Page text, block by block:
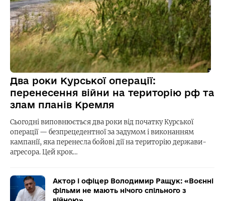
Два роки Курської операції:
перенесення війни на територію рф та
злам планів Кремля
Сьогодні виповнюється два роки від початку Курської
операції — безпрецедентної за задумом і виконанням
кампанії, яка перенесла бойові дії на територію держави-
агресора. Цей крок…
Актор і офіцер Володимир Ращук: «Воєнні
фільми не мають нічого спільного з